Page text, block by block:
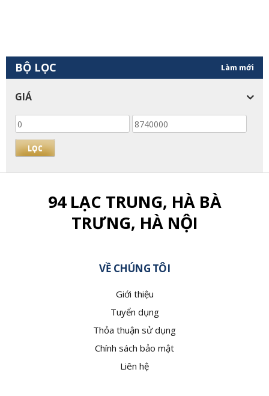
BỘ LỌC Làm mới
GIÁ
Giá
thấp
nhất
Giá
cao
LỌC
94 LẠC TRUNG, HÀ BÀ
TRƯNG, HÀ NỘI
VỀ CHÚNG TÔI
Giới thiệu
Tuyển dụng
Thỏa thuận sử dụng
Chính sách bảo mật
Liên hệ